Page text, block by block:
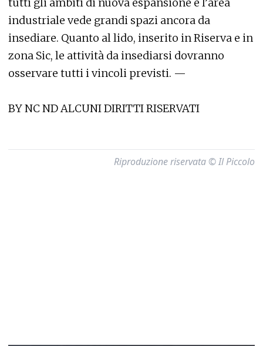
industriale vede grandi spazi ancora da
insediare. Quanto al lido, inserito in Riserva e in
zona Sic, le attività da insediarsi dovranno
osservare tutti i vincoli previsti. —
BY NC ND ALCUNI DIRITTI RISERVATI
Riproduzione riservata © Il Piccolo